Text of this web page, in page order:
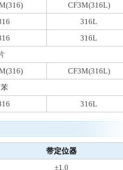
CF3M(316L)
316L
316L
CF3M(316L)
316L
带定位器
±1.0